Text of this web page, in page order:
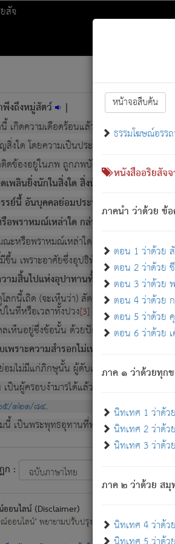
สัจ
หน้าจอสืบค้น
ธรรมโฆษณ์อรร
หนังสืออริยสัจ
ภาคนำ ว่าด้วย ข้
ตอน 1 ว่าด้วย
ตอน 2 ว่าด้วย
ตอน 3 ว่าด้วย
ตอน 4 ว่าด้วย
ตอน 5 ว่าด้วย
ตอน 6 ว่าด้วย เ
ภาค ๑ ว่าด้วยทุก
นิทเทศ 1 ว่าด้
นิทเทศ 2 ว่าด้
นิทเทศ 3 ว่าด้
ภาค ๒ ว่าด้วย สมุ
นิทเทศ 4 ว่าด้
พึงถึงหมู่สัตว์ |
เกิดความเดือดร้อนแล้ว มีผัสสะบังหน้า[1]ย่
สิ่งใด โดยความเป็นประการใด แต่สิ่งนั้นย่อม
ดข้องอยู่ในภพ ถูกภพบังหน้าแล้ว มีภพโดยคว
เพลินยิ่งนักในสิ่งใด สิ่งนั้นเป็นภัย (ที่เขาไม่รู้จัก)
รย์นี้ อันบุคคลย่อมประพฤติ ก็เพื่อการละขา
อพราหมณ์เหล่าใด กล่าวความหลุดพ้นจา
ะหรือพราหมณ์เหล่าใด กล่าวความออกไปได้
น เพราะอาศัยซึ่งอุปธิทั้งปวง.
ามสิ้นไปแห่งอุปาทานทั้งปวง ความเกิดขึ้นแ
ลกนี้เถิด (จะเห็นว่า) สัตว์ทั้งหลายอันอวิชา
ในที่หรือเวลาทั้งปวง[3] เพื่อความมีแห่งประ
เห็นอยู่ซึ่งข้อนั้น ด้วยปัญญาอันชอบตามที่เป็น
พราะความสำรอกไม่เหลือ (แห่งภพทั้งหลา
มไม่มีแก่ภิกษุนั้น ผู้ดับเย็นสนิทแล้ว เพราะไ
ป็นผู้ครอบงำมารได้แล้ว ชนะสงครามแล้ว ก้
/๑๒๑/๘๔.
นี้ เป็นพระพุทธอุทานที่ทรงเปล่งออก ที่โคนต้น
ก :
ออนไลน์ (Disclaimer)
ออนไลน์" พยายามปรับปรุงข้อมูลให้ถูกต้องมากที่สุ